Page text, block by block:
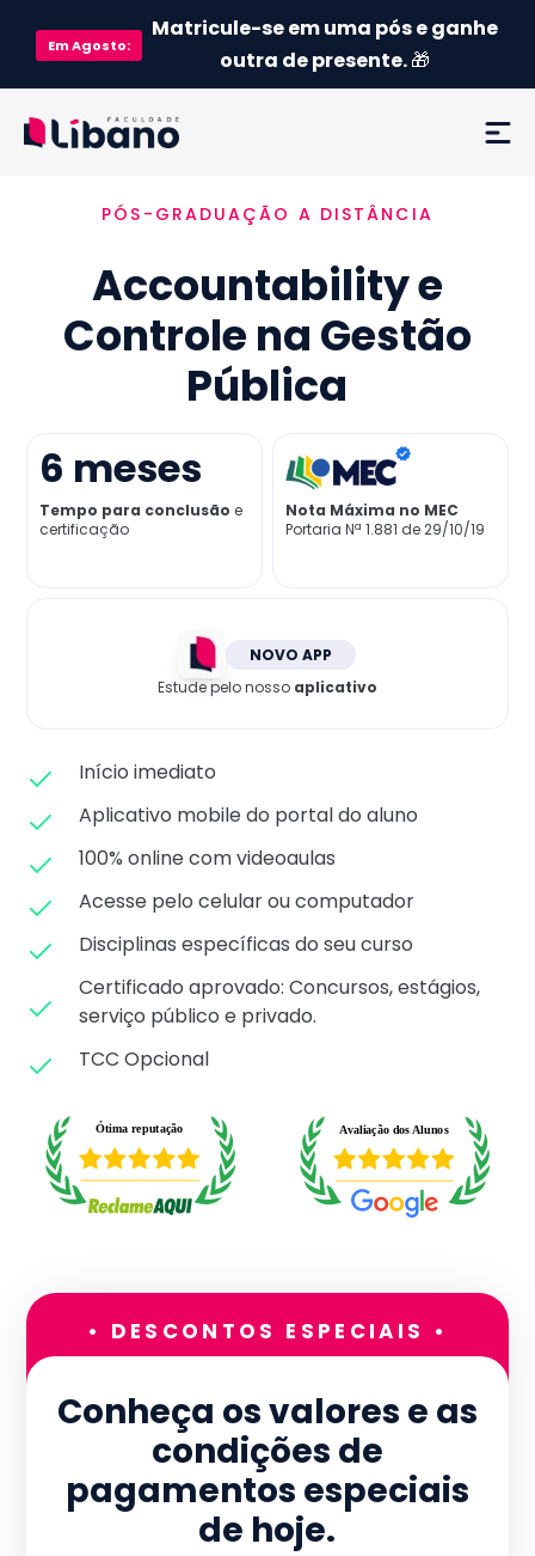
EmAgosto:
Matricule-se em uma pós e ganhe
outra de presente.🎁
Ementa
Como funciona
Credenciamento MEC
Já sou aluno
PÓS-GRADUAÇÃO A DISTÂNCIA
Accountability e
Controle na Gestão
Pública
6 meses
Tempo para conclusão e
certificação
Nota Máxima no MEC
Portaria Nª 1.881 de 29/10/19
NOVO APP
Estude pelo nosso aplicativo
Início imediato
Aplicativo mobile do portal do aluno
100% online com videoaulas
Acesse pelo celular ou computador
Disciplinas específicas do seu curso
Certificado aprovado: Concursos, estágios,
serviço público e privado.
TCC Opcional
• DESCONTOS ESPECIAIS •
Conheça os valores e as
condições de
pagamentos especiais
de hoje.